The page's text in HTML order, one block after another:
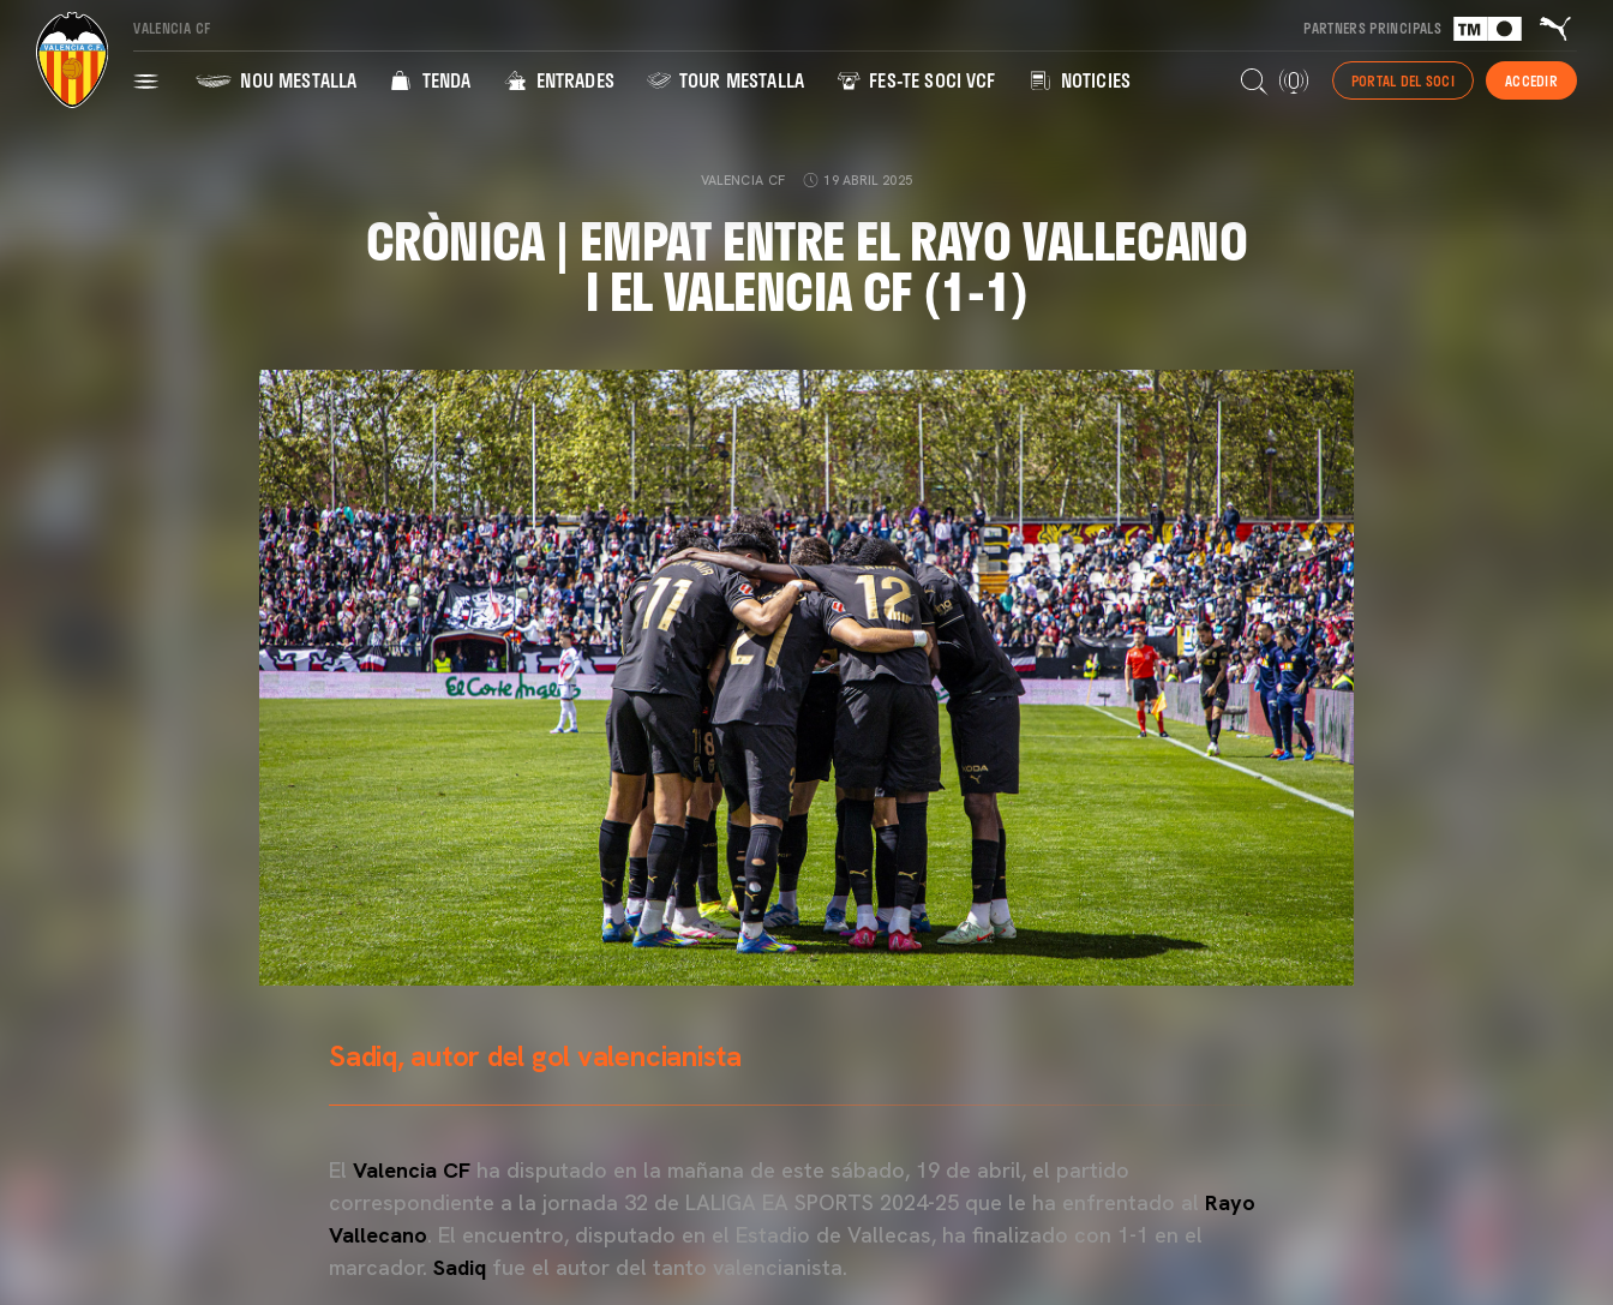
VALENCIA CF PARTNERS PRINCIPALS
NOU MESTALLA TENDA ENTRADES TOUR MESTALLA FES-TE SOCI VCF NOTICIES PORTAL DEL SOCI ACCEDIR
VALENCIA CF 19 ABRIL 2025
CRÒNICA | EMPAT ENTRE EL RAYO VALLECANO
I EL VALENCIA CF (1-1)
Sadiq, autor del gol valencianista
El Valencia CF ha disputado en la mañana de este sábado, 19 de abril, el partido
correspondiente a la jornada 32 de LALIGA EA SPORTS 2024-25 que le ha enfrentado al Rayo
Vallecano. El encuentro, disputado en el Estadio de Vallecas, ha finalizado con 1-1 en el
marcador. Sadiq fue el autor del tanto valencianista.